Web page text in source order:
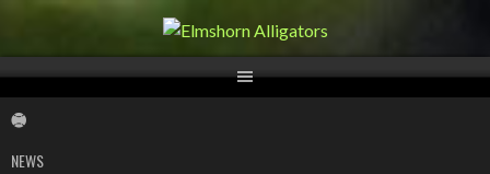
Springe
Inhalt
NEWS